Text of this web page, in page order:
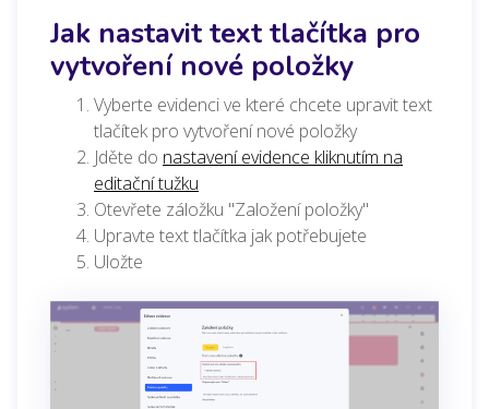
Jak nastavit text tlačítka pro
vytvoření nové položky
Vyberte evidenci ve které chcete upravit text
tlačítek pro vytvoření nové položky
Jděte do nastavení evidence kliknutím na
editační tužku
Otevřete záložku "Založení položky"
Upravte text tlačítka jak potřebujete
Uložte